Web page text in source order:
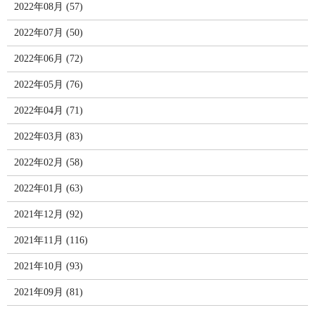
2022年08月 (57)
2022年07月 (50)
2022年06月 (72)
2022年05月 (76)
2022年04月 (71)
2022年03月 (83)
2022年02月 (58)
2022年01月 (63)
2021年12月 (92)
2021年11月 (116)
2021年10月 (93)
2021年09月 (81)